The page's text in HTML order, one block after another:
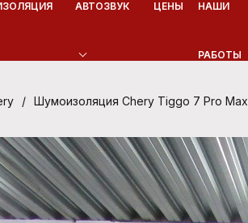
АВТОЗВУК ЦЕНЫ НАШИ
РАБОТЫ
/ Шумоизоляция Chery Tiggo 7 Pro Max